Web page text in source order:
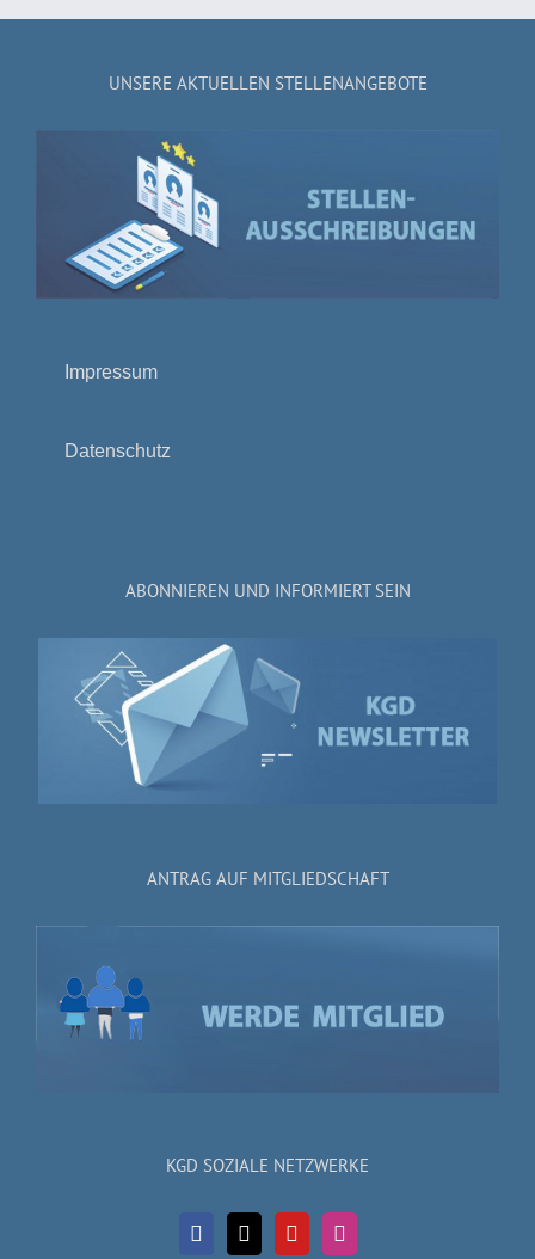
UNSERE AKTUELLEN STELLENANGEBOTE
Impressum
Datenschutz
ABONNIEREN UND INFORMIERT SEIN
ANTRAG AUF MITGLIEDSCHAFT
KGD SOZIALE NETZWERKE